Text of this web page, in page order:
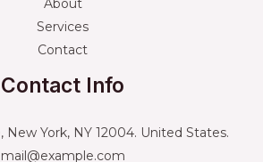
About
Services
Contact
Contact Info
New York, NY 12004. United States.
mail@example.com